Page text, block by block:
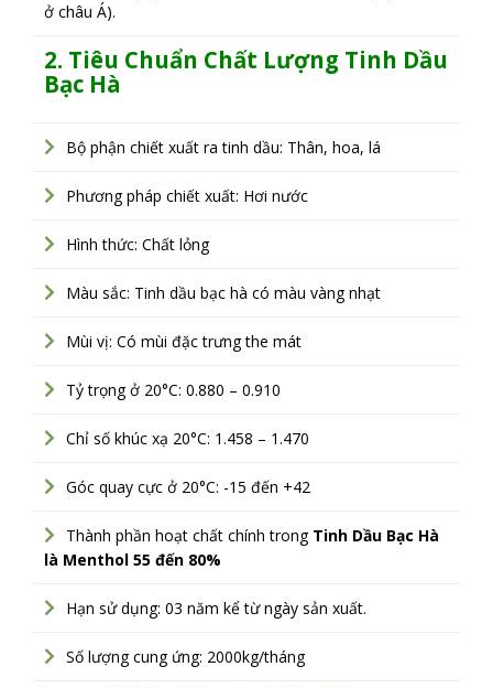
ở châu Á).
2. Tiêu Chuẩn Chất Lượng Tinh Dầu
Bạc Hà
Bộ phận chiết xuất ra tinh dầu: Thân, hoa, lá
Phương pháp chiết xuất: Hơi nước
Hình thức: Chất lỏng
Màu sắc: Tinh dầu bạc hà có màu vàng nhạt
Mùi vị: Có mùi đặc trưng the mát
Tỷ trọng ở 20°C: 0.880 – 0.910
Chỉ số khúc xạ 20°C: 1.458 – 1.470
Góc quay cực ở 20°C: -15 đến +42
Thành phần hoạt chất chính trong Tinh Dầu Bạc Hà
là Menthol 55 đến 80%
Hạn sử dụng: 03 năm kể từ ngày sản xuất.
Số lượng cung ứng: 2000kg/tháng